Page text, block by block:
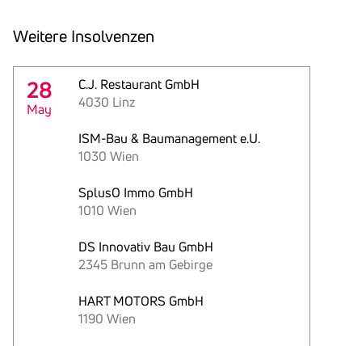
Weitere Insol­venzen
28
May
C.J. Restaurant GmbH
4030 Linz
ISM-Bau & Baumanagement e.U.
1030 Wien
SplusO Immo GmbH
1010 Wien
DS Innovativ Bau GmbH
2345 Brunn am Gebirge
HART MOTORS GmbH
1190 Wien